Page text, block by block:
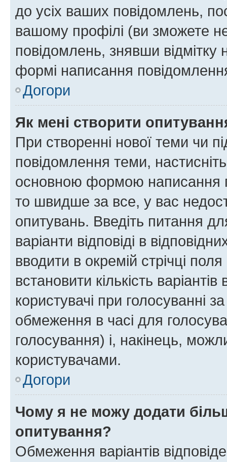
до усіх ваших повідомлень,
вашому профілі (ви зможете
повідомлень, знявши відмітку
формі написання
Догори
Як мені створити
При створенні нової теми чи
повідомлення теми,
основною формою написання
то швидше за все, у вас
опитувань. Введіть питання
варіанти відповіді в
вводити в окремій стрічці
встановити кількість
користувачі при голосуванні
обмеження в часі для
голосування) і, накінець,
користувачами.
Догори
Чому я не можу додати
опитування?
Обмеження варіантів